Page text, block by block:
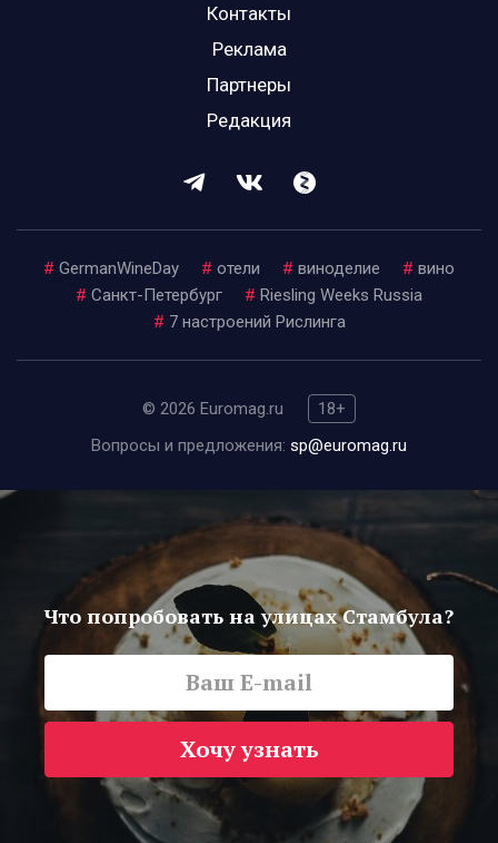
Контакты
Реклама
Партнеры
Редакция
# GermanWineDay # отели # виноделие # вино
# Санкт-Петербург # Riesling Weeks Russia
# 7 настроений Рислинга
© 2026 Euromag.ru
18+
Вопросы и предложения: sp@euromag.ru
Что попробовать на улицах Стамбула?
Хочу узнать